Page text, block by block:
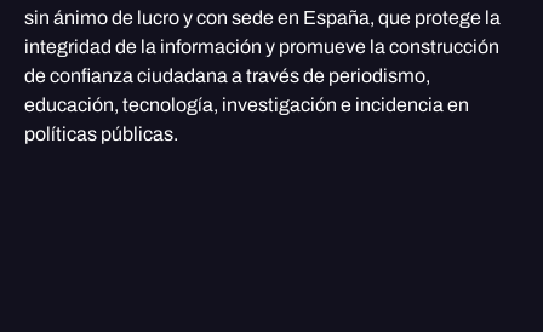
sin ánimo de lucro y con sede en España, que protege la
integridad de la información y promueve la construcción
de confianza ciudadana a través de periodismo,
educación, tecnología, investigación e incidencia en
políticas públicas.